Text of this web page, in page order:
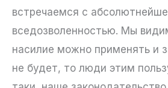
встречаемся с
вседозволенностью. Мы
насилие можно применять и
не будет, то люди этим